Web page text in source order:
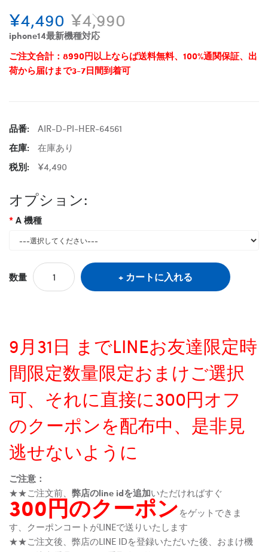
¥4,490 ¥4,990
iphone14最新機種対応
ご注文合計：8990円以上ならば送料無料、100%通関保証、出
荷から届けまで3-7日間到着可
品番:
AIR-D-PI-HER-64561
在庫:
在庫あり
税別:
¥4,490
オプション:
A 機種
数量 カートに入れる
9月31日 までLINEお友達限定時
間限定数量限定おまけご選択
可、それに直接に300円オフ
のクーポンを配布中、是非見
逃せないように
ご注意：
★★ご注文前、 弊店のline idを追加いただければすぐ
300円のクーポンをゲットできま
す、クーポンコートがLINEで送りいたします
★★ご注文後、弊店のLINE IDを登録いただいた後、おまけ機